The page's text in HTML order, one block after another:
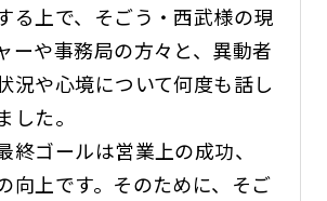
る上で、そごう・西武様の現
ーや事務局の方々と、異動者
況や心境について何度も話し
した。
終ゴールは営業上の成功、
向上です。そのために、そご